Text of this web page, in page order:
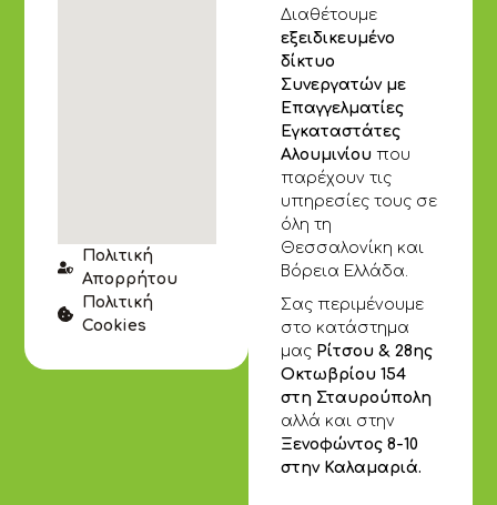
Διαθέτουμε
εξειδικευμένο
δίκτυο
Συνεργατών με
Επαγγελματίες
Εγκαταστάτες
Αλουμινίου που
παρέχουν τις
υπηρεσίες τους σε
όλη τη
Θεσσαλονίκη και
Βόρεια Ελλάδα.
Σας περιμένουμε
στο κατάστημα
μας Ρίτσου & 28ης
Οκτωβρίου 154
στη Σταυρούπολη
αλλά και στην
Ξενοφώντος 8-10
στην Καλαμαριά.
Πολιτική
Απορρήτου
Πολιτική
Cookies